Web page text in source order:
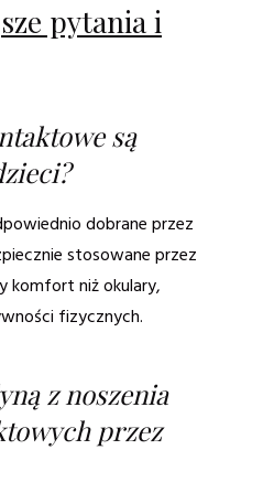
pytania i
są
dobrane przez
stosowane przez
komfort niż okulary,
fizycznych.
z noszenia
przez